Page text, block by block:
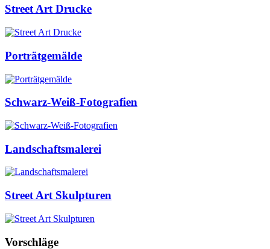
Street Art Drucke
Porträtgemälde
Schwarz-Weiß-Fotografien
Landschaftsmalerei
Street Art Skulpturen
Vorschläge